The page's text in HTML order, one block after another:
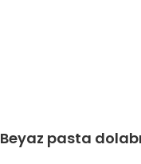
Beyaz pasta